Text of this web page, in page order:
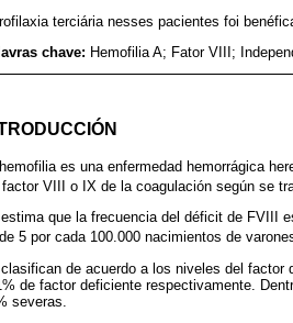
terciária nesses pacientes foi
chave: Hemofilia A; Fator VIII;
es una enfermedad hemorrágica
VIII o IX de la coagulación según se
que la frecuencia del déficit de FVIII
5 por cada 100.000 nacimientos de
de acuerdo a los niveles del
de factor deficiente respectivamente.
severas.